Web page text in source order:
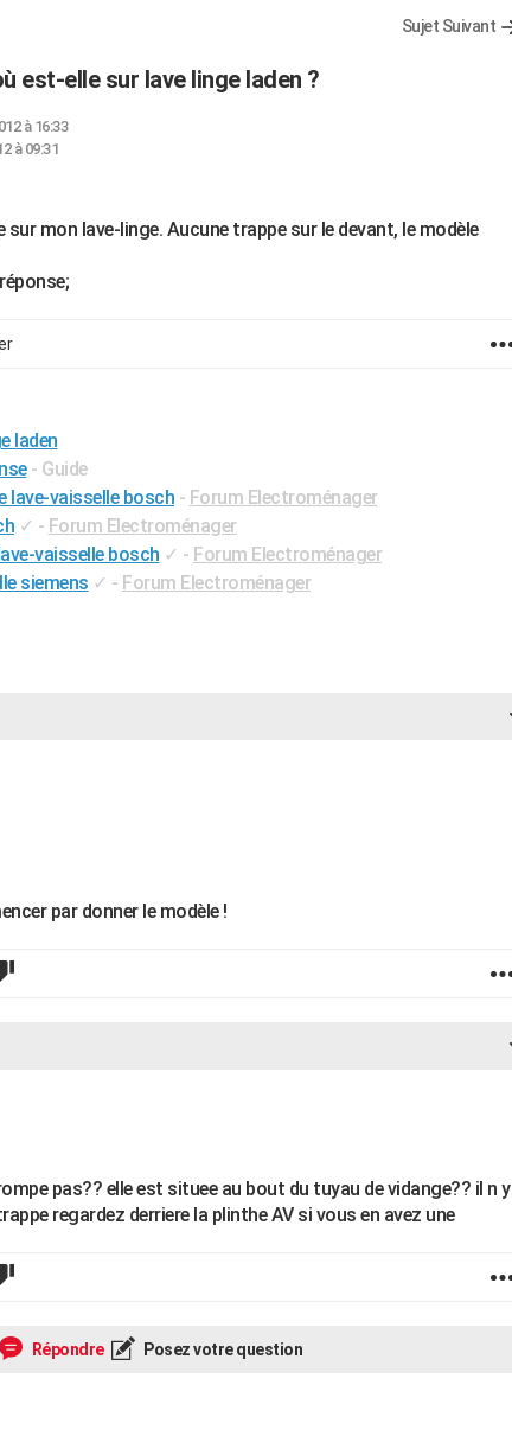
Sujet Suivant
est-elle sur lave linge laden ?
à 16:33
à 09:31
sur mon lave-linge. Aucune trappe sur le devant, le modèle
laden
- Guide
lave-vaisselle bosch - Forum Electroménager
✓ - Forum Electroménager
vaisselle bosch ✓ - Forum Electroménager
siemens ✓ - Forum Electroménager
par donner le modèle !
pas?? elle est situee au bout du tuyau de vidange?? il n y
regardez derriere la plinthe AV si vous en avez une
Répondre Posez votre question